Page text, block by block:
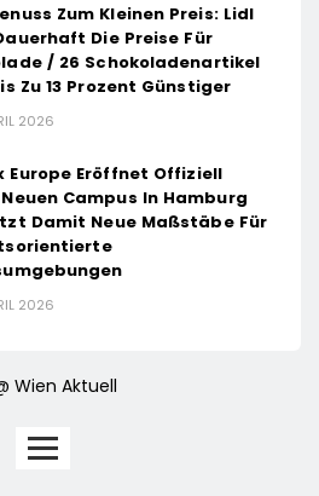
Zum Kleinen Preis: Lidl
Die Preise Für
/ 26 Schokoladenartikel
Zu 13 Prozent Günstiger
2026
Europe Eröffnet Offiziell
Campus In Hamburg
Damit Neue Maßstäbe Für
2026
Wien Aktuell